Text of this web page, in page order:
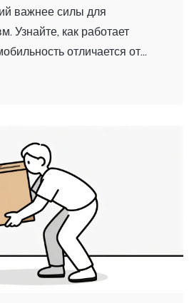
важнее силы для
Узнайте, как работает
отличается от